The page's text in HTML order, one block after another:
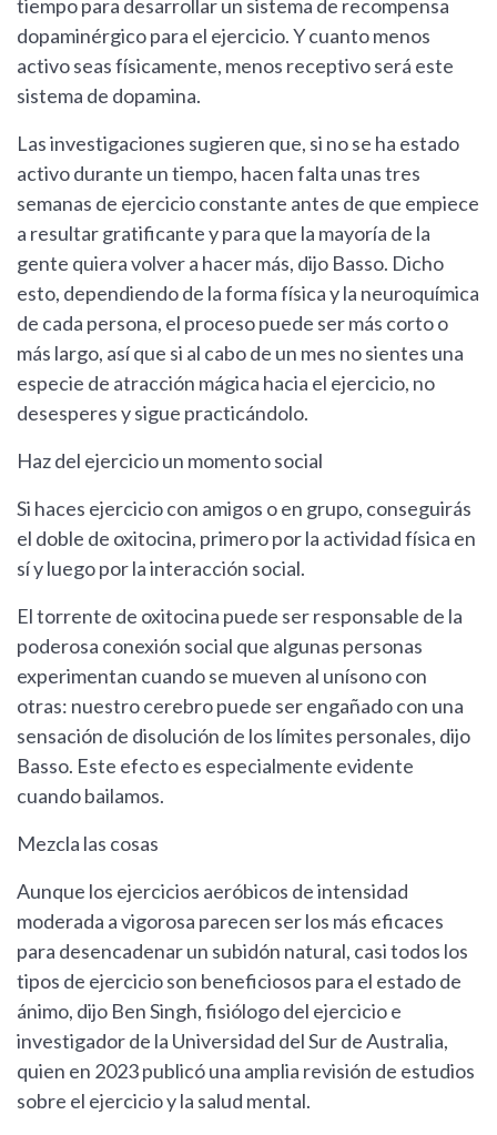
tiempo para desarrollar un sistema de recompensa
dopaminérgico para el ejercicio. Y cuanto menos
activo seas físicamente, menos receptivo será este
sistema de dopamina.
Las investigaciones sugieren que, si no se ha estado
activo durante un tiempo, hacen falta unas tres
semanas de ejercicio constante antes de que empiece
a resultar gratificante y para que la mayoría de la
gente quiera volver a hacer más, dijo Basso. Dicho
esto, dependiendo de la forma física y la neuroquímica
de cada persona, el proceso puede ser más corto o
más largo, así que si al cabo de un mes no sientes una
especie de atracción mágica hacia el ejercicio, no
desesperes y sigue practicándolo.
Haz del ejercicio un momento social
Si haces ejercicio con amigos o en grupo, conseguirás
el doble de oxitocina, primero por la actividad física en
sí y luego por la interacción social.
El torrente de oxitocina puede ser responsable de la
poderosa conexión social que algunas personas
experimentan cuando se mueven al unísono con
otras: nuestro cerebro puede ser engañado con una
sensación de disolución de los límites personales, dijo
Basso. Este efecto es especialmente evidente
cuando bailamos.
Mezcla las cosas
Aunque los ejercicios aeróbicos de intensidad
moderada a vigorosa parecen ser los más eficaces
para desencadenar un subidón natural, casi todos los
tipos de ejercicio son beneficiosos para el estado de
ánimo, dijo Ben Singh, fisiólogo del ejercicio e
investigador de la Universidad del Sur de Australia,
quien en 2023 publicó una amplia revisión de estudios
sobre el ejercicio y la salud mental.